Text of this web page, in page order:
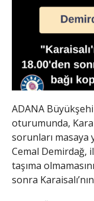
ADANA
oturumunda,
sorunları masaya
Cemal Demirdağ,
taşıma
sonra